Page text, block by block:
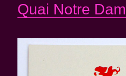
Quai Notre